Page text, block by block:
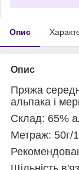
Опис
Опис
Пряжа
альпака і
Склад: 65%
Метраж: 50г/